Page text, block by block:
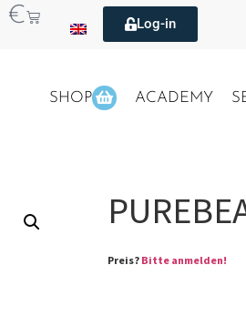
€ Log-in
SHOP ACADEMY
Preis? Bitte anmelden!